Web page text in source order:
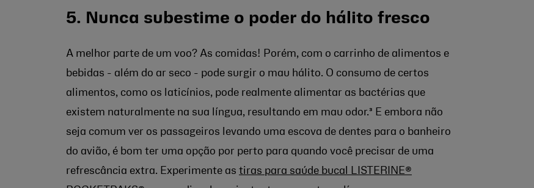
5. Nunca subestime o poder do hálito fresco
A melhor parte de um voo? As comidas! Porém, com o carrinho de alimentos e
bebidas - além do ar seco - pode surgir o mau hálito. O consumo de certos
alimentos, como os laticínios, pode realmente alimentar as bactérias que
existem naturalmente na sua língua, resultando em mau odor.³ E embora não
seja comum ver os passageiros levando uma escova de dentes para o banheiro
do avião, é bom ter uma opção por perto para quando você precisar de uma
refrescância extra. Experimente as tiras para saúde bucal LISTERINE®